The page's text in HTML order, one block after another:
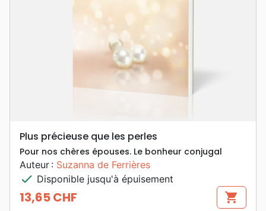
Plus précieuse que les perles
Pour nos chères épouses. Le bonheur conjugal
Auteur : Suzanna de Ferrières
check Disponible jusqu'à épuisement
Prix
13,65 CHF shopping_cart